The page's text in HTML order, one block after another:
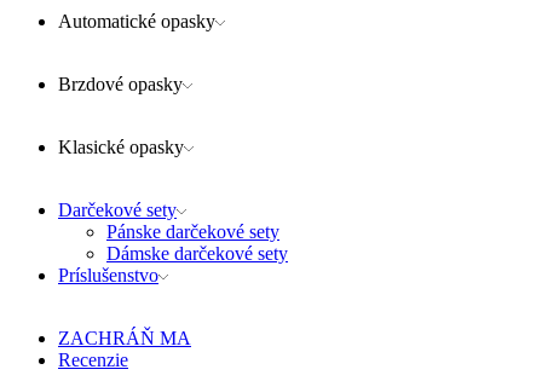
Automatické opasky
Brzdové opasky
Klasické opasky
Darčekové sety
Pánske darčekové sety
Dámske darčekové sety
Príslušenstvo
ZACHRÁŇ MA
Recenzie